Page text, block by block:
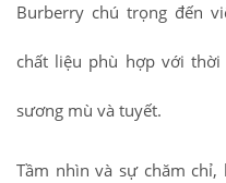
Burberry chú trọng đến
chất liệu phù hợp với
sương mù và tuyết.
Tầm nhìn và sự chăm chỉ,